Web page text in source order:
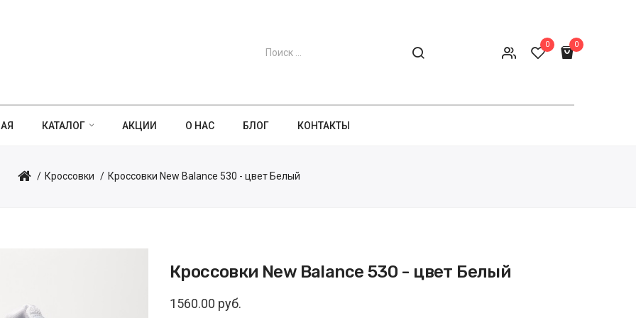
0 0
КАТАЛОГ АКЦИИ О НАС БЛОГ КОНТАКТЫ
Кроссовки Кроссовки New Balance 530 - цвет Белый
Кроссовки New Balance 530 - цвет Белый
1560.00 руб.